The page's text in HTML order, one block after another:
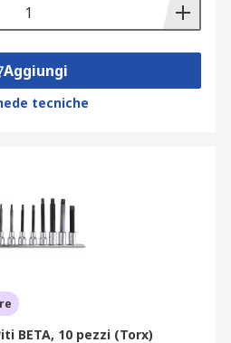
Aggiungi
tecniche
BETA, 10 pezzi (Torx)